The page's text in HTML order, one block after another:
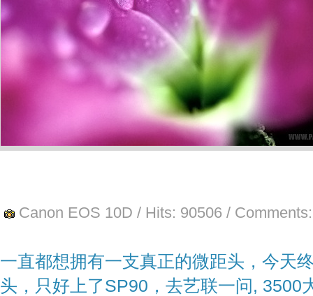
Canon EOS 10D / Hits: 90506 /
一直都想拥有一支真正的微距头，今天
头，只好上了SP90，去艺联一问, 3500